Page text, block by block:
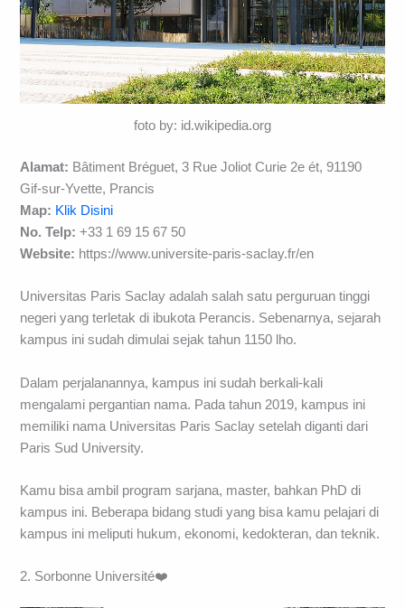
foto by: id.wikipedia.org
Alamat: Bâtiment Bréguet, 3 Rue Joliot Curie 2e ét, 91190
Gif-sur-Yvette, Prancis
Map: Klik Disini
No. Telp:+33 1 69 15 67 50
Website: https://www.universite-paris-saclay.fr/en
Universitas Paris Saclay adalah salah satu perguruan tinggi
negeri yang terletak di ibukota Perancis. Sebenarnya, sejarah
kampus ini sudah dimulai sejak tahun 1150 lho.
Dalam perjalanannya, kampus ini sudah berkali-kali
mengalami pergantian nama. Pada tahun 2019, kampus ini
memiliki nama Universitas Paris Saclay setelah diganti dari
Paris Sud University.
Kamu bisa ambil program sarjana, master, bahkan PhD di
kampus ini. Beberapa bidang studi yang bisa kamu pelajari di
kampus ini meliputi hukum, ekonomi, kedokteran, dan teknik.
2. Sorbonne Université❤️